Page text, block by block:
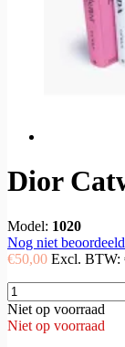
Dior
Model: 1020
Nog niet beoordeeld
€50,00 Excl. BTW:
Niet op voorraad
Niet op voorraad